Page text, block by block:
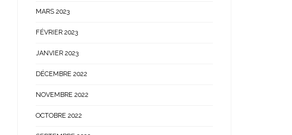
MARS 2023
FÉVRIER 2023
JANVIER 2023
DÉCEMBRE 2022
NOVEMBRE 2022
OCTOBRE 2022